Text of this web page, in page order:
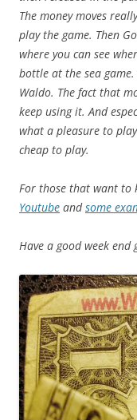
The money moves
play the game. Then
where you can see
bottle at the sea
Waldo. The fact that
keep using it. And
what a pleasure to
cheap to play.
For those that want to
Youtube andsome
Have a good week end